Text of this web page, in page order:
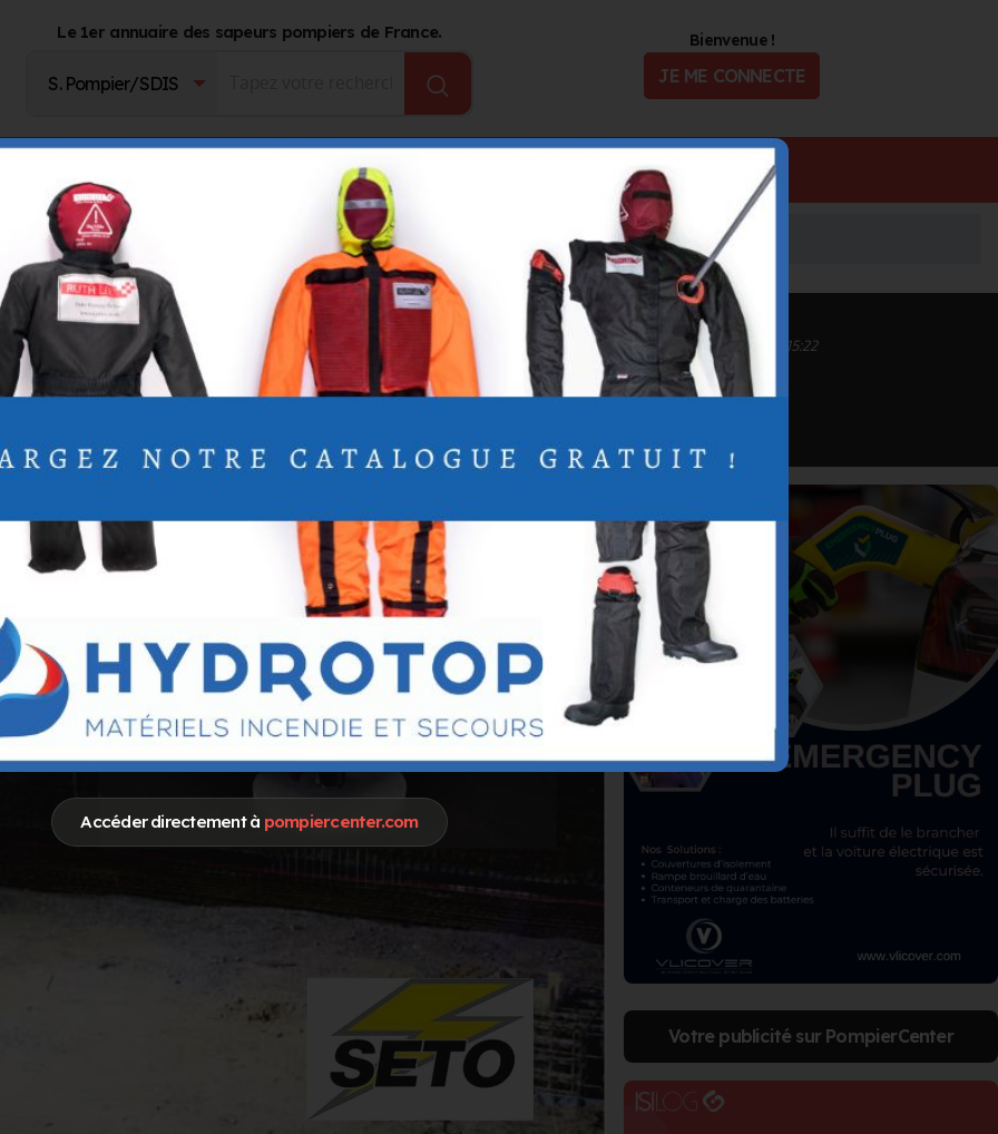
Accéder directement à pompiercenter.com
Le 1er annuaire des sapeurs pompiers de France. Bienvenue !
JE ME CONNECTE
Journal d'actualité Offres d'Emploi
Inscrit depuis le 11/09/2020 à 10:07
Informations mises à jour le 16/05/2024 à 15:22
Votre publicité sur PompierCenter